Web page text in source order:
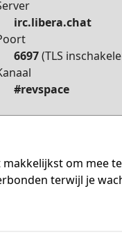
irc.libera.chat
6697(TLS
#revspace
om mee
terwijl je